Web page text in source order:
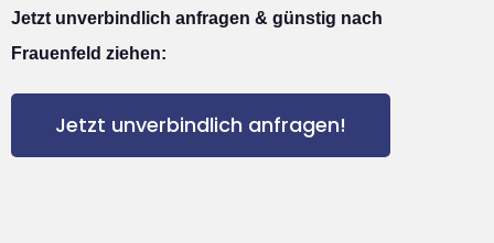
Jetzt unverbindlich anfragen & günstig nach
Frauenfeld ziehen:
Jetzt unverbindlich anfragen!